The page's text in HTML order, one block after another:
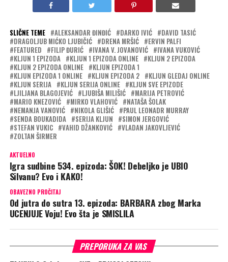
SLIČNE TEME ALEKSANDAR ĐINĐIĆ DARKO IVIĆ
DAVID TASIĆ
DRAGOLJUB MIĆKO LJUBIČIĆ
DRENA MRŠIĆ
ERVIN PALFI
FEATURED
FILIP ĐURIĆ IVANA V. JOVANOVIĆ
IVANA VUKOVIĆ
KLJUN 1 EPIZODA
KLJUN 1 EPIZODA ONLINE
KLJUN 2 EPIZODA
KLJUN 2 EPIZODA ONLINE
KLJUN EPIZODA 1
KLJUN EPIZODA 1 ONLINE
KLJUN EPIZODA 2
KLJUN GLEDAJ ONLINE
KLJUN SERIJA
KLJUN SERIJA ONLINE
KLJUN SVE EPIZODE
LJILJANA BLAGOJEVIĆ
LJUBIŠA MILIŠIĆ
MARIJA PETROVIĆ
MARIO KNEZOVIĆ
MIRKO VLAHOVIĆ
NATAŠA ŠOLAK
NEMANJA VANOVIĆ
NIKOLA GLIŠIĆ
PAUL LEONADR MURRAY
SENDA BOUKADIDA
SERIJA KLJUN
SIMON JERGOVIĆ
STEFAN VUKIC
VAHID DŽANKOVIĆ
VLADAN JAKOVLJEVIĆ
ZOLTAN ŠIRMER
AKTUELNO
Igra sudbine 534. epizoda: ŠOK! Debeljko je UBIO
Silvanu? Evo i KAKO!
OBAVEZNO PROČITAJ
Od jutra do sutra 13. epizoda: BARBARA zbog Marka
UCENJUJE Voju! Evo šta je SMISLILA
PREPORUKA ZA VAS